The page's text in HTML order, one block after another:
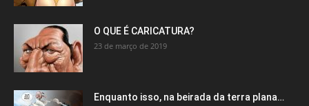
O QUE É CARICATURA?
23 de março de 2019
Enquanto isso, na beirada da terra plana…